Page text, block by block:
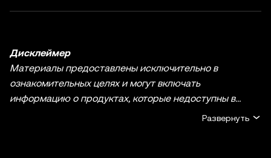
Дисклеймер
Материалы предоставлены исключительно в
ознакомительных целях и могут включать
информацию о продуктах, которые недоступны в
вашем регионе. Они не являются инвестиционным
Развернуть